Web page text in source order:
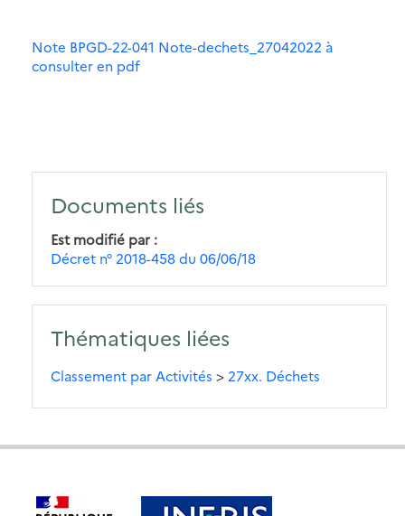
Note BPGD-22-041 Note-dechets_27042022 à
consulter en pdf
Documents liés
Est modifié par
Décret n° 2018-458 du 06/06/18
Thématiques liées
Classement par Activités > 27xx. Déchets